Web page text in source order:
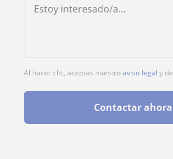
Al hacer clic, aceptas nuestroaviso legal y de
Contactar ahora